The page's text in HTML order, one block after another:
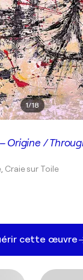
1/18
Origine /
Craie sur Toile
cette œuvre